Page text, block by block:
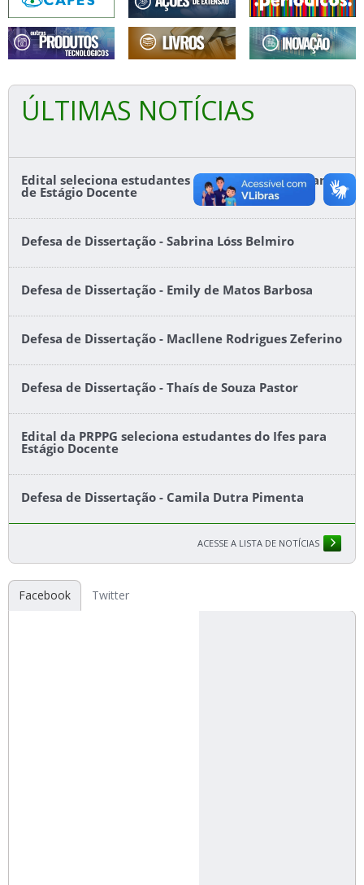
ÚLTIMAS NOTÍCIAS
Edital seleciona estudantes do Ifes para o Programa
de Estágio Docente
Defesa de Dissertação - Sabrina Lóss Belmiro
Defesa de Dissertação - Emily de Matos Barbosa
Defesa de Dissertação - Macllene Rodrigues Zeferino
Defesa de Dissertação - Thaís de Souza Pastor
Edital da PRPPG seleciona estudantes do Ifes para
Estágio Docente
Defesa de Dissertação - Camila Dutra Pimenta
ACESSE A LISTA DE NOTÍCIAS
Facebook Twitter